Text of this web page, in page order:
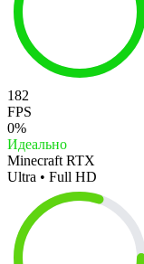
182
FPS
0%
Идеально
Minecraft RTX
Ultra • Full HD